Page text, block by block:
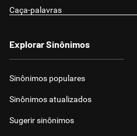
Caça-palavras
Explorar Sinônimos
Sinônimos populares
Sinônimos atualizados
Sugerir sinônimos